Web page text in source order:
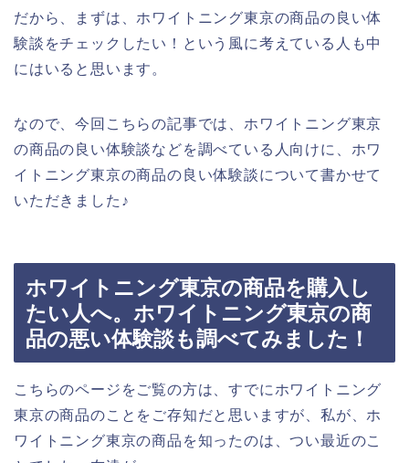
だから、まずは、ホワイトニング東京の商品の良い体
験談をチェックしたい！という風に考えている人も中
にはいると思います。
なので、今回こちらの記事では、ホワイトニング東京
の商品の良い体験談などを調べている人向けに、ホワ
イトニング東京の商品の良い体験談について書かせて
いただきました♪
ホワイトニング東京の商品を購入し
たい人へ。ホワイトニング東京の商
品の悪い体験談も調べてみました！
こちらのページをご覧の方は、すでにホワイトニング
東京の商品のことをご存知だと思いますが、私が、ホ
ワイトニング東京の商品を知ったのは、つい最近のこ